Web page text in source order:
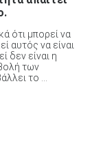
ότι μπορεί να
αυτός να είναι
δεν είναι η
των
το ...